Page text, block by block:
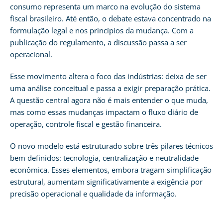
consumo representa um marco na evolução do sistema
fiscal brasileiro. Até então, o debate estava concentrado na
formulação legal e nos princípios da mudança. Com a
publicação do regulamento, a discussão passa a ser
operacional.
Esse movimento altera o foco das indústrias: deixa de ser
uma análise conceitual e passa a exigir preparação prática.
A questão central agora não é mais entender o que muda,
mas como essas mudanças impactam o fluxo diário de
operação, controle fiscal e gestão financeira.
O novo modelo está estruturado sobre três pilares técnicos
bem definidos: tecnologia, centralização e neutralidade
econômica. Esses elementos, embora tragam simplificação
estrutural, aumentam significativamente a exigência por
precisão operacional e qualidade da informação.